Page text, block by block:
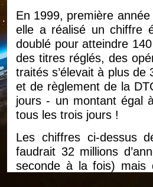
En 1999, première
elle a réalisé un chiffre
doublé pour atteindre
des titres réglés, des
traités s’élevait à plus
et de règlement de la
jours - un montant égal
tous les trois jours !
Les chiffres ci-dessus
faudrait 32 millions
seconde à la fois) mais
nature de plus en plus